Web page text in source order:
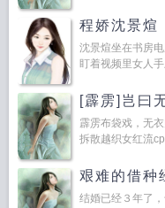
程娇沈景煊
沈景煊坐在书房
盯着视频里女人
[霹雳]岂曰
霹雳布袋戏，无
拆散越织女红流
艰难的借种
结婚已经３年了